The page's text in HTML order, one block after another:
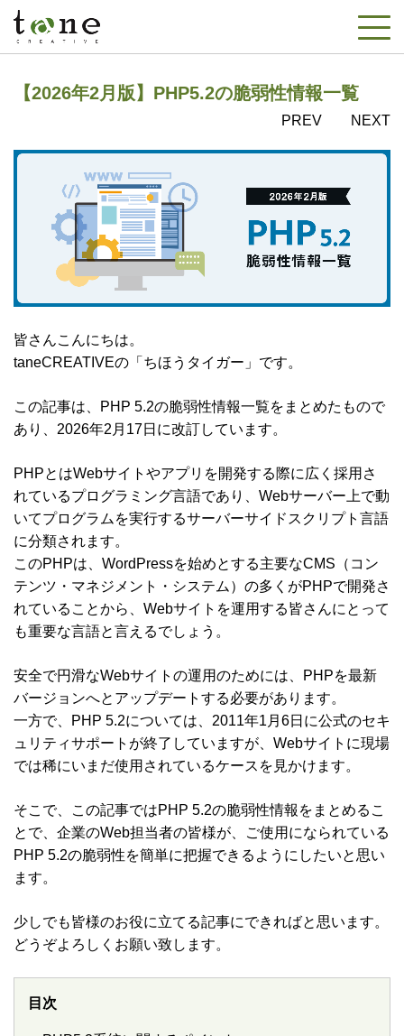
【2026年2月版】PHP5.2の脆弱性情報一覧
PREV NEXT
皆さんこんにちは。
taneCREATIVEの「ちほうタイガー」です。
この記事は、PHP 5.2の脆弱性情報一覧をまとめたもので
あり、2026年2月17日に改訂しています。
PHPとはWebサイトやアプリを開発する際に広く採用さ
れているプログラミング言語であり、Webサーバー上で動
いてプログラムを実行するサーバーサイドスクリプト言語
に分類されます。
このPHPは、WordPressを始めとする主要なCMS（コン
テンツ・マネジメント・システム）の多くがPHPで開発さ
れていることから、Webサイトを運用する皆さんにとって
も重要な言語と言えるでしょう。
安全で円滑なWebサイトの運用のためには、PHPを最新
バージョンへとアップデートする必要があります。
一方で、PHP 5.2については、2011年1月6日に公式のセキ
ュリティサポートが終了していますが、Webサイトに現場
では稀にいまだ使用されているケースを見かけます。
そこで、この記事ではPHP 5.2の脆弱性情報をまとめるこ
とで、企業のWeb担当者の皆様が、ご使用になられている
PHP 5.2の脆弱性を簡単に把握できるようにしたいと思い
ます。
少しでも皆様のお役に立てる記事にできればと思います。
どうぞよろしくお願い致します。
目次